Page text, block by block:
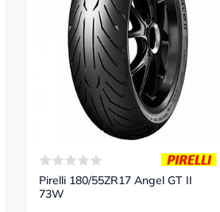
Pirelli 180/55ZR17 Angel GT II
73W